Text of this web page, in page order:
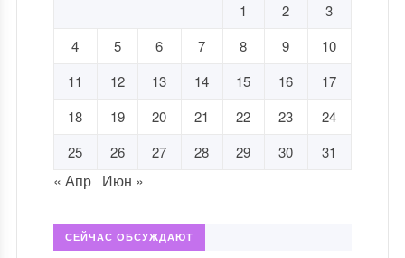
1 2
3
4
5 6 7 8 9
10
11
12 13 14 15 16
17
18
19 20 21 22 23
24
25
26 27 28 29 30 31
« Апр Июн »
СЕЙЧАС ОБСУЖДАЮТ